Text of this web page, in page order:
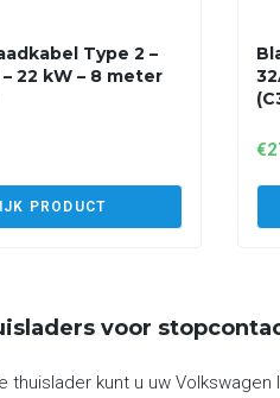
Type 2 –
22 kW – 8 meter
PRODUCT
€
voor
thuislader kunt u uw